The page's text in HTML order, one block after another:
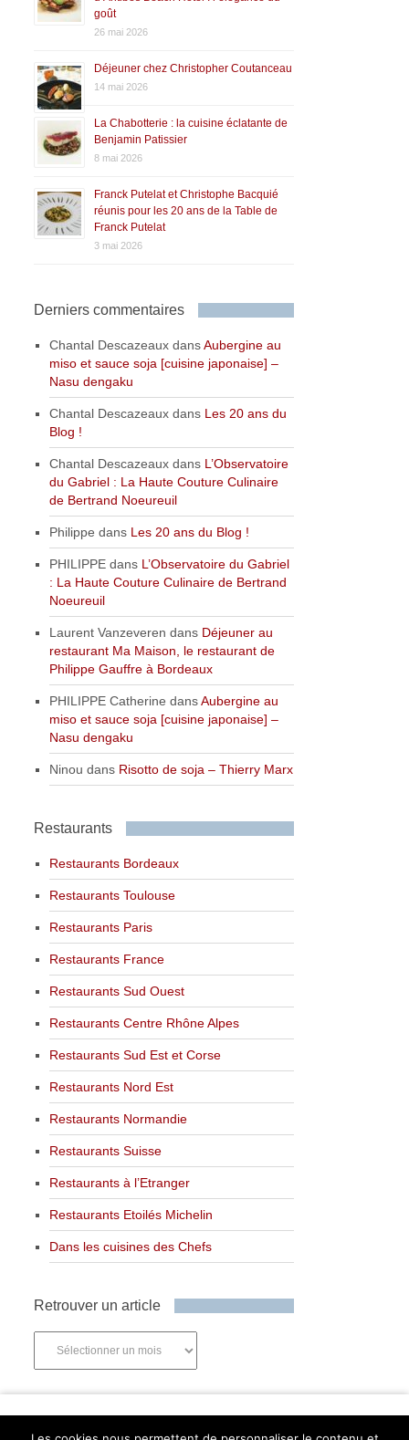
goût
26 mai 2026
Déjeuner chez Christopher Coutanceau
14 mai 2026
La Chabotterie : la cuisine éclatante de
Benjamin Patissier
8 mai 2026
Franck Putelat et Christophe Bacquié
réunis pour les 20 ans de la Table de
Franck Putelat
3 mai 2026
Derniers commentaires
Chantal Descazeaux dansAubergine au
miso et sauce soja [cuisine japonaise] –
Nasu dengaku
Chantal Descazeaux dans Les 20 ans du
Blog !
Chantal Descazeaux dans L’Observatoire
du Gabriel : La Haute Couture Culinaire
de Bertrand Noeureuil
Philippe dans Les 20 ans du Blog !
PHILIPPE dans L’Observatoire du Gabriel
: La Haute Couture Culinaire de Bertrand
Noeureuil
Laurent Vanzeveren dans Déjeuner au
restaurant Ma Maison, le restaurant de
Philippe Gauffre à Bordeaux
PHILIPPE Catherine dansAubergine au
miso et sauce soja [cuisine japonaise] –
Nasu dengaku
Ninou dans Risotto de soja – Thierry Marx
Restaurants
Restaurants Bordeaux
Restaurants Toulouse
Restaurants Paris
Restaurants France
Restaurants Sud Ouest
Restaurants Centre Rhône Alpes
Restaurants Sud Est et Corse
Restaurants Nord Est
Restaurants Normandie
Restaurants Suisse
Restaurants à l’Etranger
Restaurants Etoilés Michelin
Dans les cuisines des Chefs
Retrouver un article